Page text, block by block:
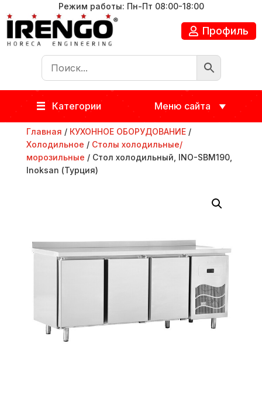
Режим работы: Пн-Пт 08:00-18:00
Профиль
Категории Меню сайта
Главная / КУХОННОЕ ОБОРУДОВАНИЕ/
Холодильное / Столы холодильные/
морозильные / Стол холодильный, INO-SBM190,
Inoksan (Турция)